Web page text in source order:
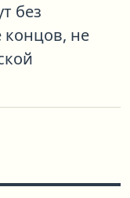
без
концов, не